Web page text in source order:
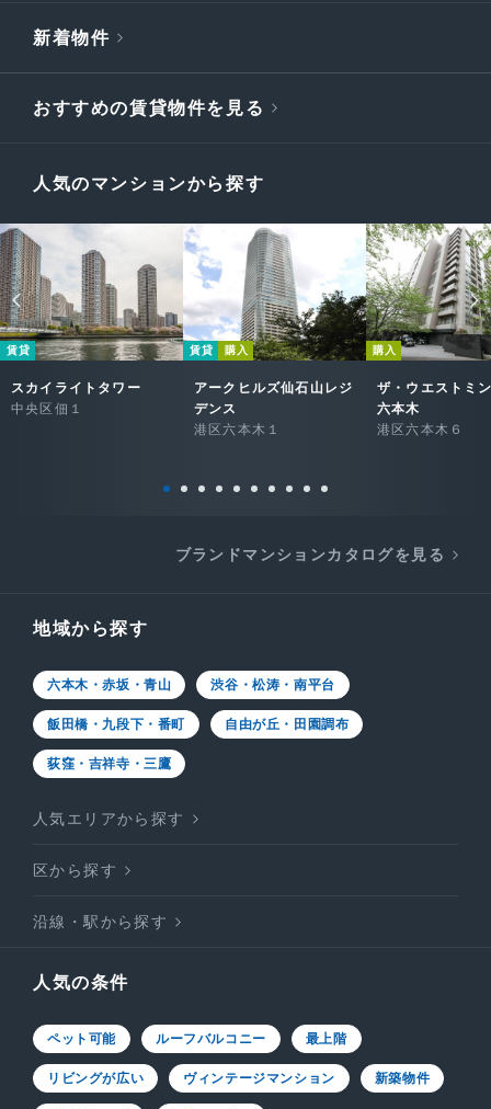
新着物件
おすすめの賃貸物件を見る
人気のマンションから探す
賃貸
スカイライトタワー
中央区佃１
賃貸 購入
アークヒルズ仙石山レジ
デンス
港区六本木１
購入
ザ・ウエストミ
六本木
港区六本木６
ブランドマンションカタログを見る
地域から探す
六本木・赤坂・青山 渋谷・松涛・南平台
飯田橋・九段下・番町 自由が丘・田園調布
荻窪・吉祥寺・三鷹
人気エリアから探す
区から探す
沿線・駅から探す
人気の条件
ペット可能 ルーフバルコニー 最上階
リビングが広い ヴィンテージマンション 新築物件